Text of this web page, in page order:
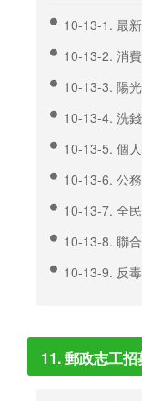
10-13-1. 最
10-13-2. 消
10-13-3. 陽
10-13-4. 洗
10-13-5. 個
10-13-6. 公
10-13-7. 全
10-13-8. 聯
10-13-9. 反
11. 郵政志工招